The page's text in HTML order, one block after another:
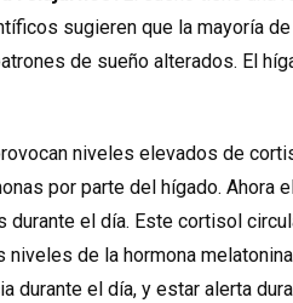
sugieren que la mayoría
de sueño alterados. El
niveles elevados de
por parte del hígado.
el día. Este cortisol
niveles de la hormona
durante el día, y estar alerta